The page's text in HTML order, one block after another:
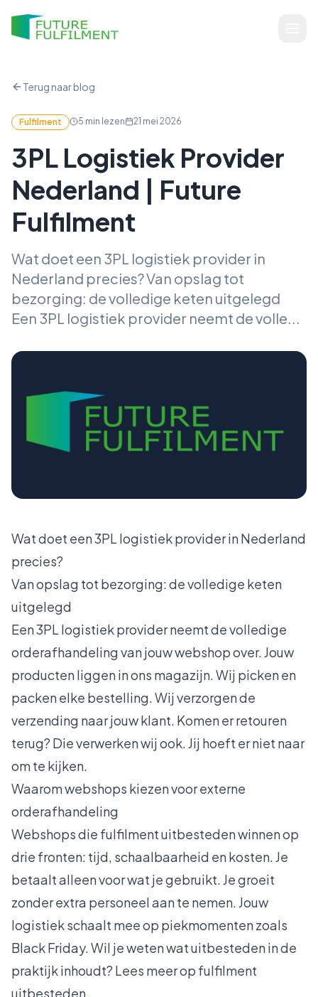
Terug naar blog
Fulfilment 5 min lezen 21 mei 2026
3PL Logistiek Provider
Nederland | Future
Fulfilment
Wat doet een 3PL logistiek provider in
Nederland precies? Van opslag tot
bezorging: de volledige keten uitgelegd
Een 3PL logistiek provider neemt de volle...
Wat doet een 3PL logistiek provider in Nederland
precies?
Van opslag tot bezorging: de volledige keten
uitgelegd
Een 3PL logistiek provider neemt de volledige
orderafhandeling van jouw webshop over. Jouw
producten liggen in ons magazijn. Wij picken en
packen elke bestelling. Wij verzorgen de
verzending naar jouw klant. Komen er retouren
terug? Die verwerken wij ook. Jij hoeft er niet naar
om te kijken.
Waarom webshops kiezen voor externe
orderafhandeling
Webshops die fulfilment uitbesteden winnen op
drie fronten: tijd, schaalbaarheid en kosten. Je
betaalt alleen voor wat je gebruikt. Je groeit
zonder extra personeel aan te nemen. Jouw
logistiek schaalt mee op piekmomenten zoals
Black Friday. Wil je weten wat uitbesteden in de
praktijk inhoudt? Lees meer op fulfilment
uitbesteden.